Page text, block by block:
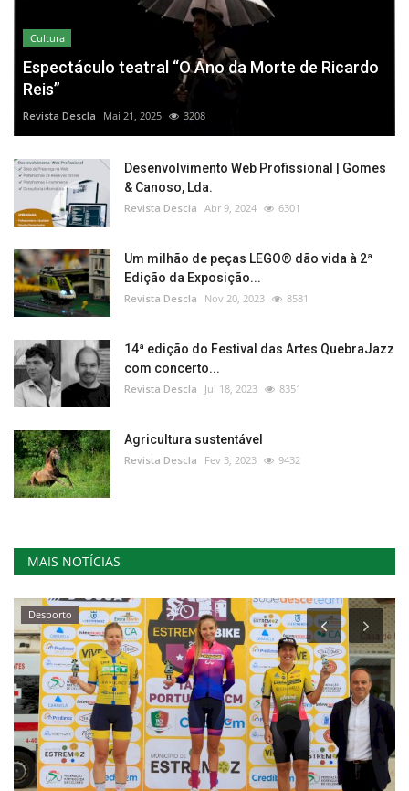
Cultura
Espectáculo teatral “O Ano da Morte de Ricardo
Reis”
Revista Descla Mai 21, 2025 3208
Desenvolvimento Web Profissional | Gomes
& Canoso, Lda.
Revista Descla Abr 9, 2024 6301
Um milhão de peças LEGO® dão vida à 2ª
Edição da Exposição...
Revista Descla Nov 20, 2023 8581
14ª edição do Festival das Artes QuebraJazz
com concerto...
Revista Descla Jul 18, 2023 8351
Agricultura sustentável
Revista Descla Fev 3, 2023 9432
MAIS NOTÍCIAS
Desporto